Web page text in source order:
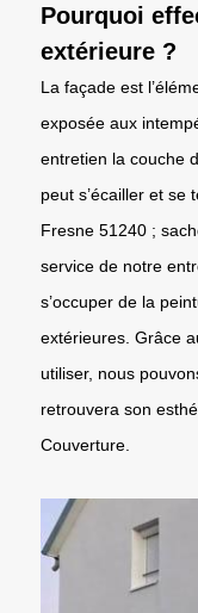
Pourquoi
extérieure ?
La façade est
exposée aux
entretien la couche
peut s’écailler et se
Fresne 51240 ;
service de notre
s’occuper de la
extérieures. Grâce
utiliser, nous
retrouvera son
Couverture.